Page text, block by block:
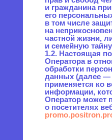
2. Основные понятия,
используемые в Политике
2.1. Автоматизированная
обработка персональных
данных — обработка
персональных данных
с помощью средств
вычислительной техники.
2.2. Блокирование
персональных данных —
временное прекращение
обработки персональных
данных (за исключением
случаев, если обработка
необходима для уточнения
персональных данных).
2.3. Веб-сайт — совокупность
графических
и информационных